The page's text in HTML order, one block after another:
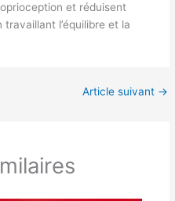
et réduisent
l’équilibre et la
Article suivant →